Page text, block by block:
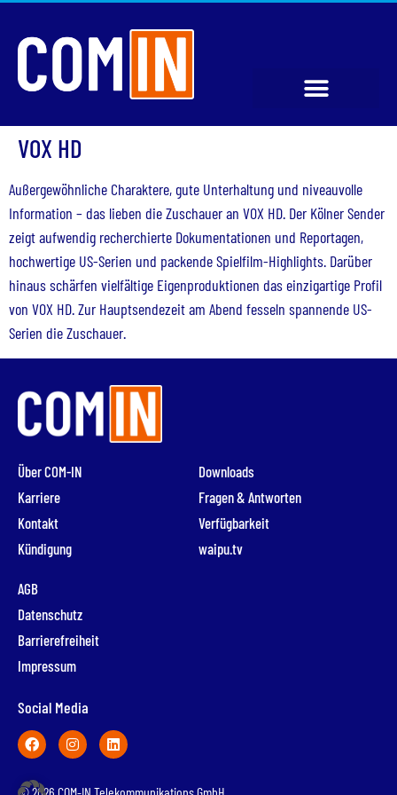
VOX HD
Außergewöhnliche Charaktere, gute Unterhaltung und niveauvolle
Information – das lieben die Zuschauer an VOX HD. Der Kölner Sender
zeigt aufwendig recherchierte Dokumentationen und Reportagen,
hochwertige US-Serien und packende Spielfilm-Highlights. Darüber
hinaus schärfen vielfältige Eigenproduktionen das einzigartige Profil
von VOX HD. Zur Hauptsendezeit am Abend fesseln spannende US-
Serien die Zuschauer.
Über COM-IN
Karriere
Kontakt
Kündigung
Downloads
Fragen & Antworten
Verfügbarkeit
waipu.tv
AGB
Datenschutz
Barrierefreiheit
Impressum
Social Media
© 2026 COM-IN Telekommunikations GmbH